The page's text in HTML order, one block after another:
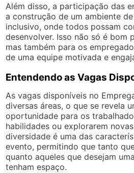
Além disso, a participação das
a construção de um ambiente
inclusivo, onde todos possam
desenvolver. Isso não só é bom
mas também para os
de uma equipe motivada e
Entendendo as Vagas
As vagas disponíveis no
diversas áreas, o que se revela
oportunidade para os
habilidades ou explorarem
diversidade é uma das
evento, permitindo que tanto
quanto aqueles que desejam
tenham espaço.